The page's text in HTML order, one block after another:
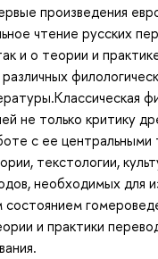
произведения
чтение русских
и о теории и
не только критику
с ее
текстологии,
необходимых для
и практики